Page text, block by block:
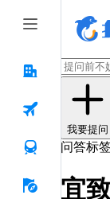
我要提问
问答标
宜